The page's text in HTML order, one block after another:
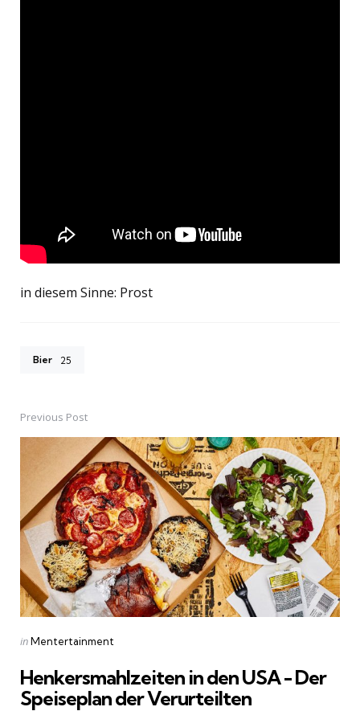
in diesem Sinne: Prost
Bier 25
Post
navigation
Previous Post
Posted
inMentertainment
Henkersmahlzeiten in den USA - Der
Speiseplan der Verurteilten